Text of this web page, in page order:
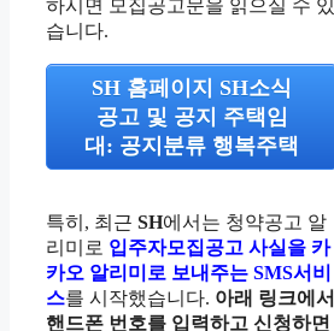
하시면 모집공고문을 읽으실 수 있
습니다.
SH 홈페이지 SH소식
공고 및 공지 주택임
대: 공지분류 행복주택
특히, 최근 SH에서는 청약공고 알
리미로 입주자모집공고 사실을 카
카오 알리미로 보내주는 SMS서비
스를 시작했습니다. 아래 링크에서
핸드폰 번호를 입력하고 신청하면